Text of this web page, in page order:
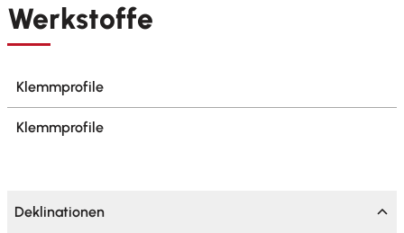
Werkstoffe
Klemmprofile
Klemmprofile
Deklinationen